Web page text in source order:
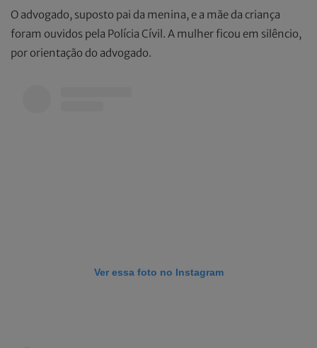
O advogado, suposto pai da menina, e a mãe da criança
foram ouvidos pela Polícia Cívil. A mulher ficou em silêncio,
por orientação do advogado.
Ver essa foto no Instagram